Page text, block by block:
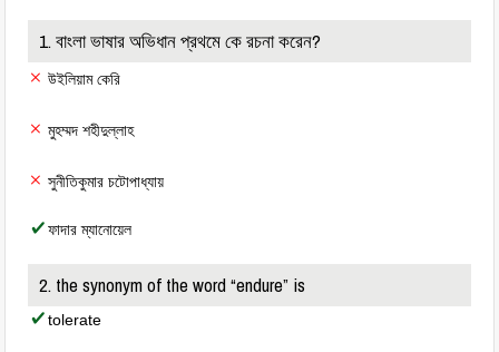
1. বাংলা ভাষার অভিধান প্রথমে কে রচনা করেন?
উইলিয়াম কেরি
মুহম্মদ শহীদুল্লাহ
সুনীতিকুমার চটোপাধ্যায়
ফাদার ম্যানোয়েল
2. the synonym of the word “endure” is
tolerate